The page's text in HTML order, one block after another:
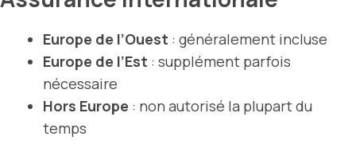
Europe de l’Ouest : généralement incluse
Europe de l’Est : supplément parfois
nécessaire
Hors Europe : non autorisé la plupart du
temps